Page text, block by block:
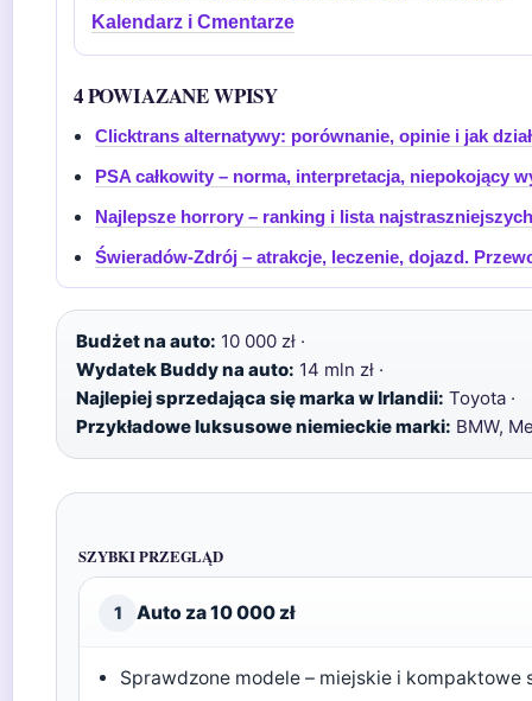
Kalendarz i Cmentarze
4 POWIAZANE WPISY
Clicktrans alternatywy: porównanie, opinie i jak
PSA całkowity – norma, interpretacja, niepokojący
Najlepsze horrory – ranking i lista
Świeradów-Zdrój – atrakcje, leczenie, dojazd.
Budżet na auto: 10 000 zł ·
Wydatek Buddy na auto: 14 mln zł ·
Najlepiej sprzedająca się marka w Irlandii: Toyota ·
Przykładowe luksusowe niemieckie marki: BMW,
SZYBKI PRZEGLĄD
1 Auto za 10 000 zł
Sprawdzone modele – miejskie i kompaktowe